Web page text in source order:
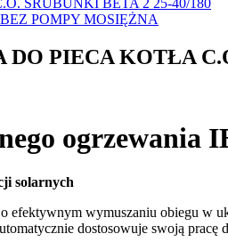
ŚRUBUNKI BETA 2 25-40/180
POMPY MOSIĘŻNA
PIECA KOTŁA
ogrzewania
solarnych
efektywnym wymuszaniu obiegu w
dostosowuje swoją